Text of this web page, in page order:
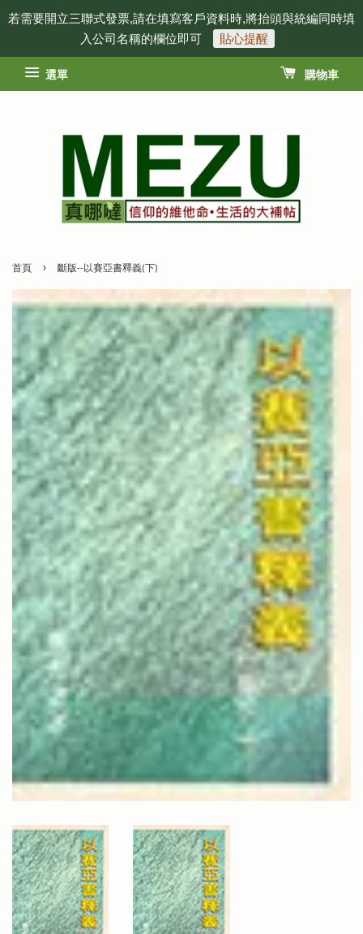
若需要開立三聯式發票,請在填寫客戶資料時,將抬頭與統編同時填
入公司名稱的欄位即可
貼心提醒
選單 購物車
首頁 › 斷版--以賽亞書釋義(下)